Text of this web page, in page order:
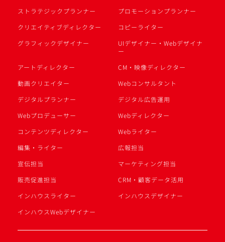
ストラテジックプランナー
プロモーションプランナー
クリエイティブディレクター
コピーライター
グラフィックデザイナー
UIデザイナー・Webデザイナ
ー
アートディレクター
CM・映像ディレクター
動画クリエイター
Webコンサルタント
デジタルプランナー
デジタル広告運用
Webプロデューサー
Webディレクター
コンテンツディレクター
Webライター
編集・ライター
広報担当
宣伝担当
マーケティング担当
販売促進担当
CRM・顧客データ活用
インハウスライター
インハウスデザイナー
インハウスWebデザイナー